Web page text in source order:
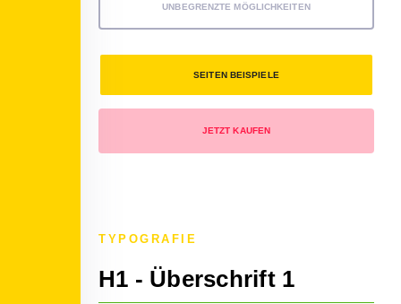
UNBEGRENZTE MÖGLICHKEITEN
SEITEN BEISPIELE
JETZT KAUFEN
TYPOGRAFIE
H1 - Überschrift 1